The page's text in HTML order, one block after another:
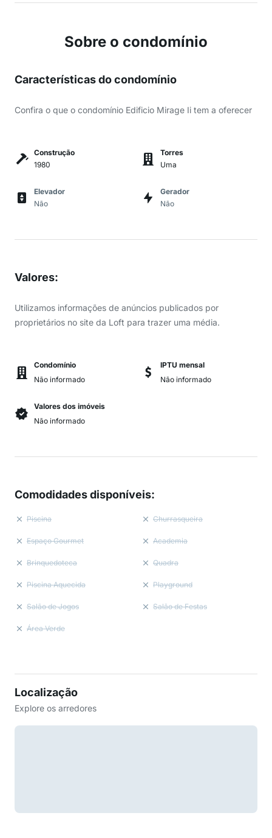
Sobre o condomínio
Características do condomínio
Confira o que o condomínio Edificio Mirage Ii tem a oferecer
Construção
1980
Torres
Uma
Elevador
Não
Gerador
Não
Valores:
Utilizamos informações de anúncios publicados por
proprietários no site da Loft para trazer uma média.
Condomínio
Não informado
IPTU mensal
Não informado
Valores dos imóveis
Não informado
Comodidades disponíveis:
Piscina Churrasqueira
Espaço Gourmet Academia
Brinquedoteca Quadra
Piscina Aquecida Playground
Salão de Jogos Salão de Festas
Área Verde
Localização
Explore os arredores